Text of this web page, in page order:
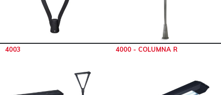
4003 4000 - COLUMNA R